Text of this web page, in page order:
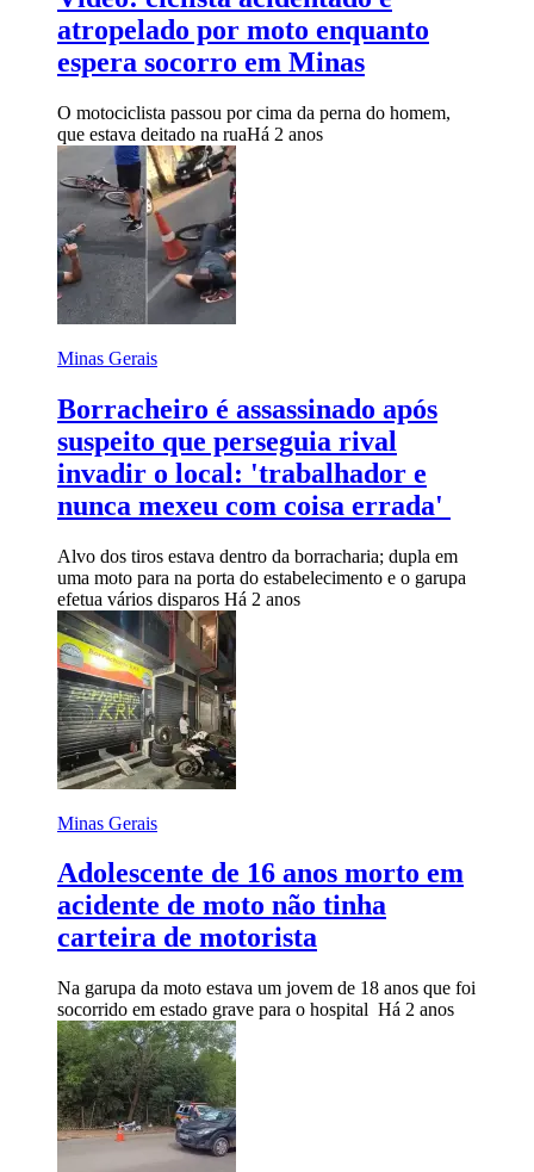
atropelado por moto enquanto
espera socorro em Minas
O motociclista passou por cima da perna do homem,
que estava deitado na ruaHá 2 anos
Minas Gerais
Borracheiro é assassinado após
suspeito que perseguia rival
invadir o local: 'trabalhador e
nunca mexeu com coisa errada'
Alvo dos tiros estava dentro da borracharia; dupla em
uma moto para na porta do estabelecimento e o garupa
efetua vários disparos Há 2 anos
Minas Gerais
Adolescente de 16 anos morto em
acidente de moto não tinha
carteira de motorista
Na garupa da moto estava um jovem de 18 anos que foi
socorrido em estado grave para o hospital Há 2 anos